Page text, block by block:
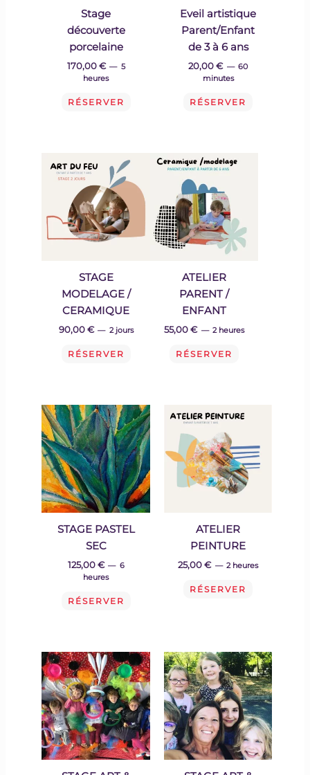
Stage
découverte
porcelaine
170,00€
5
heures
RÉSERVER
Eveil artistique
Parent/Enfant
de 3 à 6 ans
20,00€
60
minutes
RÉSERVER
STAGE
MODELAGE /
CERAMIQUE
90,00€ 2 jours
RÉSERVER
ATELIER
PARENT /
ENFANT
55,00€ 2 heures
RÉSERVER
STAGE PASTEL
SEC
125,00€
6
heures
RÉSERVER
ATELIER
PEINTURE
25,00€ 2 heures
RÉSERVER